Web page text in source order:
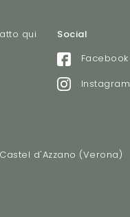
qui
Social
Facebook
Instagram
d'Azzano (Verona)